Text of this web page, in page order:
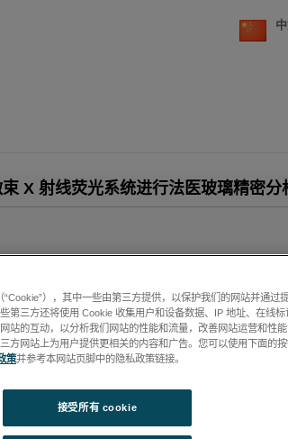
X 射线荧光系统进行法医玻璃精密分
要组成部分，尤其是在涉及入室盗窃、交通事故
的元素组成可以提供关键证据，将嫌疑人与犯罪
线荧光（微束XRF）系统为元素分析提供了高精
用中常遇到的挑战。
线荧光（Micro-XRF）
是一种非破坏性的分析技术，可对小样品区域进行
），其中一些由第三方提供，以保护我们的网站并通过
第三方还将使用 Cookie 收集用户和设备数据、IP 地址、在线标
站的互动，以分析我们网站的性能和流量，改善网站运营和性
方网站上为用户提供更相关的内容和广告。您可以使用下面的
策并参考本网站页脚中的隐私政策链接。
接受所有 cookie